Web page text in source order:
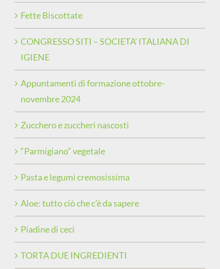
Fette Biscottate
CONGRESSO SITI – SOCIETA’ ITALIANA DI
IGIENE
Appuntamenti di formazione ottobre-
novembre 2024
Zucchero e zuccheri nascosti
“Parmigiano” vegetale
Pasta e legumi cremosissima
Aloe: tutto ciò che c’è da sapere
Piadine di ceci
TORTA DUE INGREDIENTI